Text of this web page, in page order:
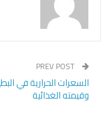
السعرات الحرارية في
وقيمته الغذائية